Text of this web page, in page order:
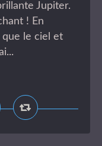
Jupiter.
! En
le ciel et